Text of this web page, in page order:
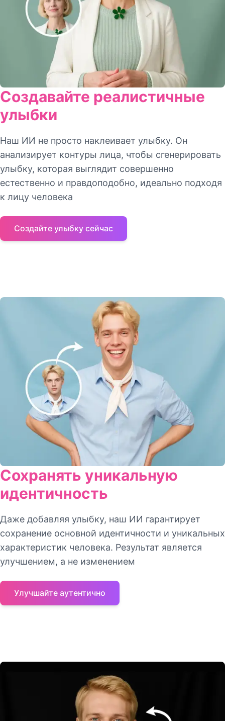
Создавайте реалистичные
улыбки
Наш ИИ не просто наклеивает улыбку. Он
анализирует контуры лица, чтобы сгенерировать
улыбку, которая выглядит совершенно
естественно и правдоподобно, идеально подходя
к лицу человека
Создайте улыбку сейчас
Сохранять уникальную
идентичность
Даже добавляя улыбку, наш ИИ гарантирует
сохранение основной идентичности и уникальных
характеристик человека. Результат является
улучшением, а не изменением
Улучшайте аутентично